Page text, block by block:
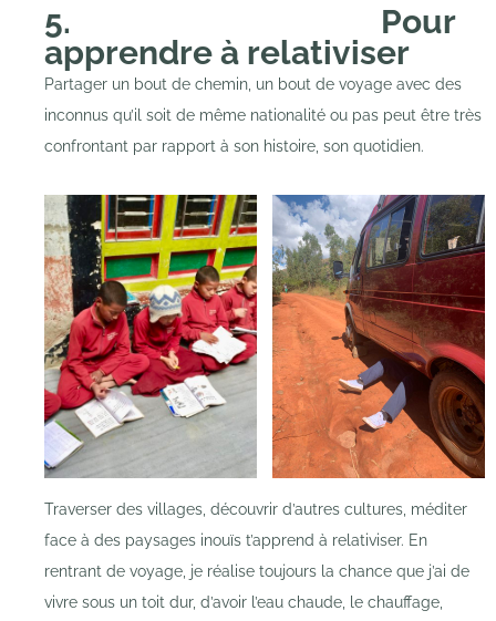
5. Pour
apprendre à relativiser
Partager un bout de chemin, un bout de voyage avec des
inconnus qu’il soit de même nationalité ou pas peut être très
confrontant par rapport à son histoire, son quotidien.
Traverser des villages, découvrir d’autres cultures, méditer
face à des paysages inouïs t’apprend à relativiser. En
rentrant de voyage, je réalise toujours la chance que j’ai de
vivre sous un toit dur, d’avoir l’eau chaude, le chauffage,